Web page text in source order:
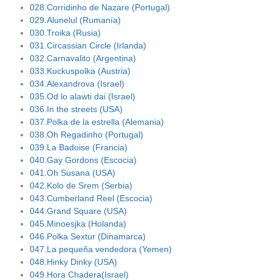
028.Corridinho de Nazare (Portugal)
029.Alunelul (Rumanía)
030.Troika (Rusia)
031.Circassian Circle (Irlanda)
032.Carnavalito (Argentina)
033.Kuckuspolka (Austria)
034.Alexandrova (Israel)
035.Od lo alawti dai (Israel)
036.In the streets (USA)
037.Polka de la estrella (Alemania)
038.Oh Regadinho (Portugal)
039.La Badoise (Francia)
040.Gay Gordons (Escocia)
041.Oh Susana (USA)
042.Kolo de Srem (Serbia)
043.Cumberland Reel (Escocia)
044.Grand Square (USA)
045.Minoesjka (Holanda)
046.Polka Sextur (Dinamarca)
047.La pequeña vendedora (Yemen)
048.Hinky Dinky (USA)
049.Hora Chadera(Israel)